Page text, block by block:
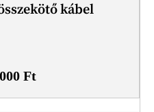
kábel
Ft